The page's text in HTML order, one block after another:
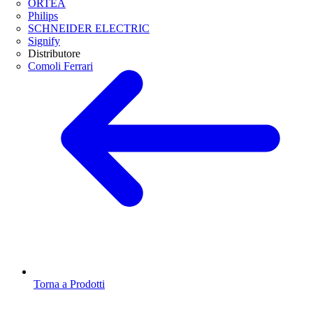
ORTEA
Philips
SCHNEIDER ELECTRIC
Signify
Distributore
Comoli Ferrari
Torna a Prodotti